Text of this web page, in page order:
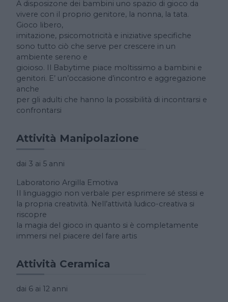
A disposizone dei bambini uno spazio di gioco da
vivere con il proprio genitore, la nonna, la tata.
Gioco libero,
imitazione, psicomotricità e iniziative specifiche
sono tutto ciò che serve per crescere in un
ambiente sereno e
gioioso. Il Babytime piace moltissimo a bambini e
genitori. E’ un’occasione d’incontro e aggregazione
anche
per gli adulti che hanno la possibilità di incontrarsi e
confrontarsi
Attività Manipolazione
dai 3 ai 5 anni
Laboratorio Argilla Emotiva
Il linguaggio non verbale per esprimere sé stessi e
la propria creatività. Nell’attività ludico-creativa si
riscopre
la magia del gioco in quanto si è completamente
immersi nel piacere del fare artis
Attività Ceramica
dai 6 ai 12 anni